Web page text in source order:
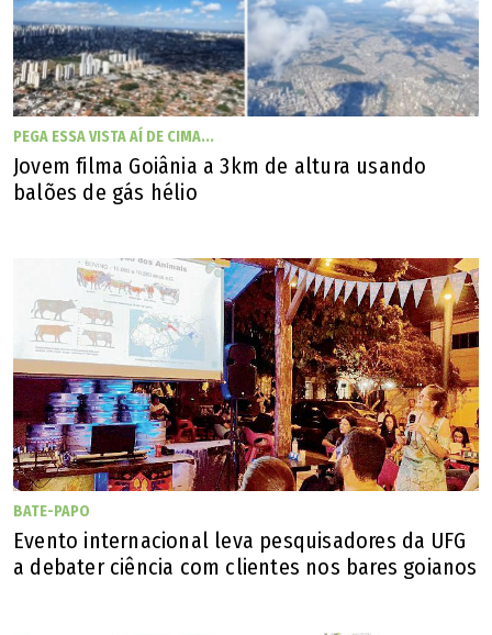
PEGA ESSA VISTA AÍ DE CIMA...
Jovem filma Goiânia a 3km de altura usando
balões de gás hélio
BATE-PAPO
Evento internacional leva pesquisadores da UFG
a debater ciência com clientes nos bares goianos